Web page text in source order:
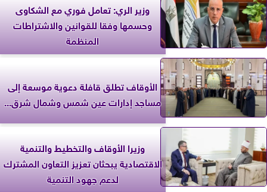
وزير الري: تعامل فوري مع الشكاوى
وحسمها وفقا للقوانين والاشتراطات
المنظمة
الأوقاف تطلق قافلة دعوية موسعة إلى
مساجد إدارات عين شمس وشمال شرق...
وزيرا الأوقاف والتخطيط والتنمية
الاقتصادية يبحثان تعزيز التعاون المشترك
لدعم جهود التنمية